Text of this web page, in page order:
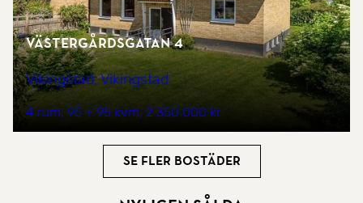
Västergårdsgatan 4
Vikingstad, Vikingstad
4 rum 95 + 95 kvm 2 350 000 kr
Se fler bostäder